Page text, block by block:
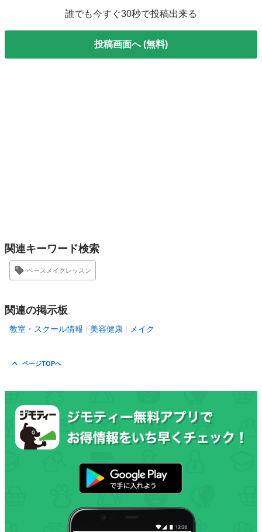
誰でも今すぐ30秒で投稿出来る
投稿画面へ (無料)
関連キーワード検索
ベースメイクレッスン
関連の掲示板
教室・スクール情報 美容健康 メイク
ページTOPへ